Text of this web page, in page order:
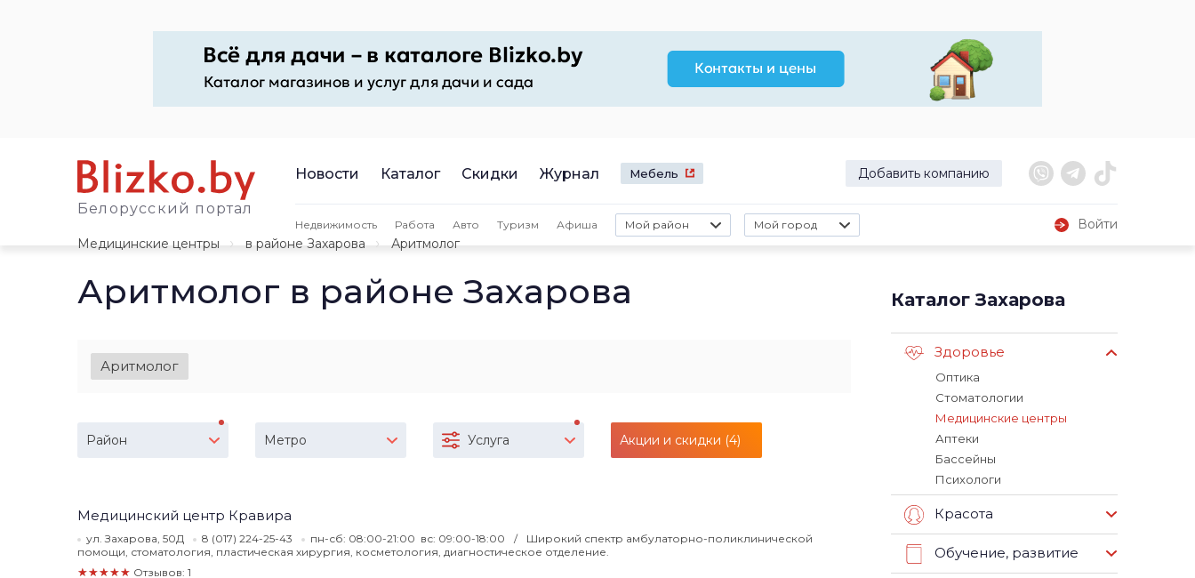
Белорусский портал
Новости Каталог Скидки Журнал Мебель Добавить компанию
Недвижимость Работа Авто Туризм Афиша Мой район Мой город
Войти
Медицинские центры
в районе Захарова Аритмолог
Аритмолог в районе Захарова
Аритмолог
Район Метро Услуга Акции и скидки (4)
Медицинский центр Кравира
ул. Захарова, 50Д 8 (017) 224-25-43 пн-сб: 08:00-21:00 вс: 09:00-18:00
Широкий спектр амбулаторно-поликлинической
помощи, стоматология, пластическая хирургия, косметология, диагностическое отделение.
★★★★★ Отзывов: 1
Каталог Захарова
Здоровье
Оптика
Стоматологии
Медицинские центры
Аптеки
Бассейны
Психологи
Красота
Обучение, развитие